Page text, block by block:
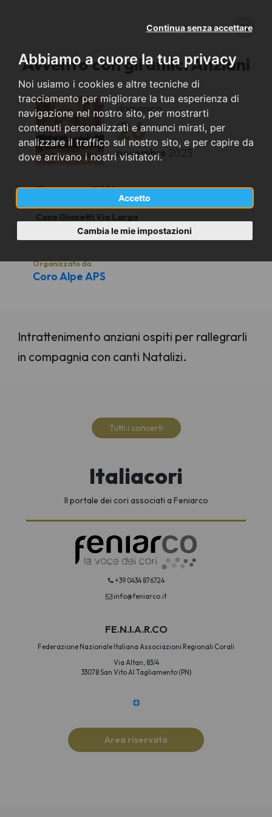
Abbiamo a cuore la tua privacy
Noi usiamo i cookies e altre tecniche di
tracciamento per migliorare la tua esperienza di
navigazione nel nostro sito, per mostrarti
contenuti personalizzati e annunci mirati, per
analizzare il traffico sul nostro sito, e per capire da
dove arrivano i nostri visitatori.
Accetto
Continua senza accettare
Cambia le mie impostazioni
Avvento con gli amici Anziani
domenica
26
novembre 2023
Saronno (VA)
Casa Gianetti Via Larga
Organizzato da
Coro Alpe APS
Intrattenimento anziani ospiti per rallegrarli
in compagnia con canti Natalizi.
Tutti i concerti
Italiacori
Il portale dei cori associati a Feniarco
+39 0434 876724
info@feniarco.it
FE.N.I.A.R.CO
Federazione Nazionale Italiana Associazioni Regionali Corali
Via Altan, 83/4
33078 San Vito Al Tagliamento (PN)
Area riservata